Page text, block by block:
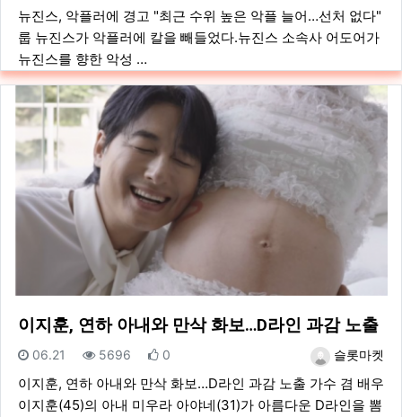
뉴진스, 악플러에 경고 "최근 수위 높은 악플 늘어…선처 없다"
룹 뉴진스가 악플러에 칼을 빼들었다.뉴진스 소속사 어도어가
뉴진스를 향한 악성 …
이지훈, 연하 아내와 만삭 화보…D라인 과감 노출
등록자슬롯마켓
등록일
06.21 조회
5696 추천
0
이지훈, 연하 아내와 만삭 화보…D라인 과감 노출 가수 겸 배우
이지훈(45)의 아내 미우라 아야네(31)가 아름다운 D라인을 뽐